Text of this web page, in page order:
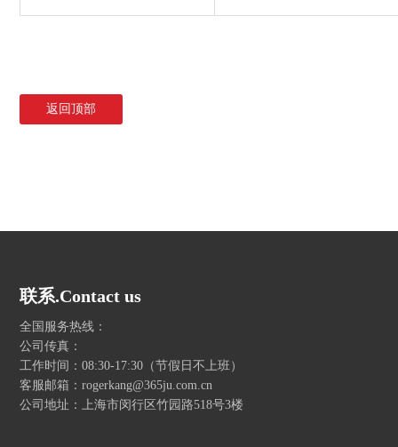
返回顶部
联系.Contact us
全国服务热线：
公司传真：
工作时间：08:30-17:30（节假日不上班）
客服邮箱：rogerkang@365ju.com.cn
公司地址：上海市闵行区竹园路518号3楼